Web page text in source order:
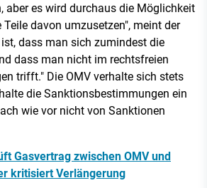
aber es wird durchaus die Möglichkeit
Teile davon umzusetzen", meint der
dass man sich zumindest die
dass man nicht im rechtsfreien
trifft." Die OMV verhalte sich stets
die Sanktionsbestimmungen ein
wie vor nicht von Sanktionen
Gasvertrag zwischen OMV und
kritisiert Verlängerung